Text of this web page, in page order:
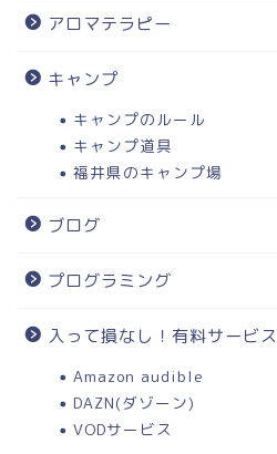
アロマテラピー
キャンプ
キャンプのルール
キャンプ道具
福井県のキャンプ場
ブログ
プログラミング
入って損なし！有料サービス
Amazon audible
DAZN(ダゾーン)
VODサービス